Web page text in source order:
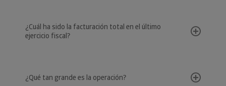
¿Cuál ha sido la facturación total en el último
ejercicio fiscal?
¿Qué tan grande es la operación?